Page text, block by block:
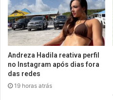
Andreza Hadila reativa perfil
no Instagram após dias fora
das redes
19 horas atrás